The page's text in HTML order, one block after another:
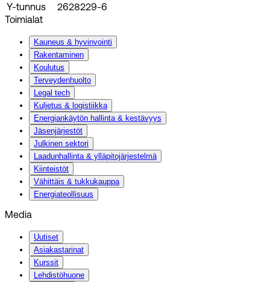
Y-tunnus
2628229-6
Toimialat
Kauneus & hyvinvointi
Rakentaminen
Koulutus
Terveydenhuolto
Legal tech
Kuljetus & logistiikka
Energiankäytön hallinta & kestävyys
Jäsenjärjestöt
Julkinen sektori
Laadunhallinta & ylläpitojärjestelmä
Kiinteistöt
Vähittäis & tukkukauppa
Energiateollisuus
Media
Uutiset
Asiakastarinat
Kurssit
Lehdistöhuone